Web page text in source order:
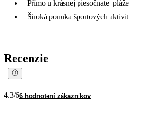
Přímo u krásnej piesočnatej pláže
Široká ponuka športových aktivít
Recenzie
4.3/66 hodnotení zákazníkov